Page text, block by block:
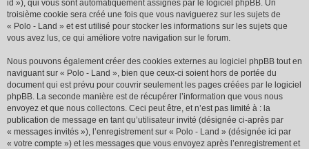
id »), qui vous sont automatiquement assignés par le logiciel phpBB. Un
troisième cookie sera créé une fois que vous naviguerez sur les sujets de
« Polo - Land » et est utilisé pour stocker les informations sur les sujets que
vous avez lus, ce qui améliore votre navigation sur le forum.
Nous pouvons également créer des cookies externes au logiciel phpBB tout en
naviguant sur « Polo - Land », bien que ceux-ci soient hors de portée du
document qui est prévu pour couvrir seulement les pages créées par le logiciel
phpBB. La seconde manière est de récupérer l’information que vous nous
envoyez et que nous collectons. Ceci peut être, et n’est pas limité à : la
publication de message en tant qu’utilisateur invité (désignée ci-après par
« messages invités »), l’enregistrement sur « Polo - Land » (désignée ici par
« votre compte ») et les messages que vous envoyez après l’enregistrement et